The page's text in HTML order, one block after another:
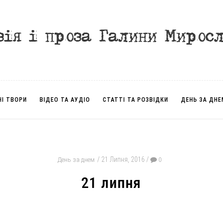
ТВОРИ ВІДЕО ТА АУДІО СТАТТІ ТА РОЗВІДКИ ДЕНЬ ЗА
День за днем 21 Липня, 2016 0
21 липня